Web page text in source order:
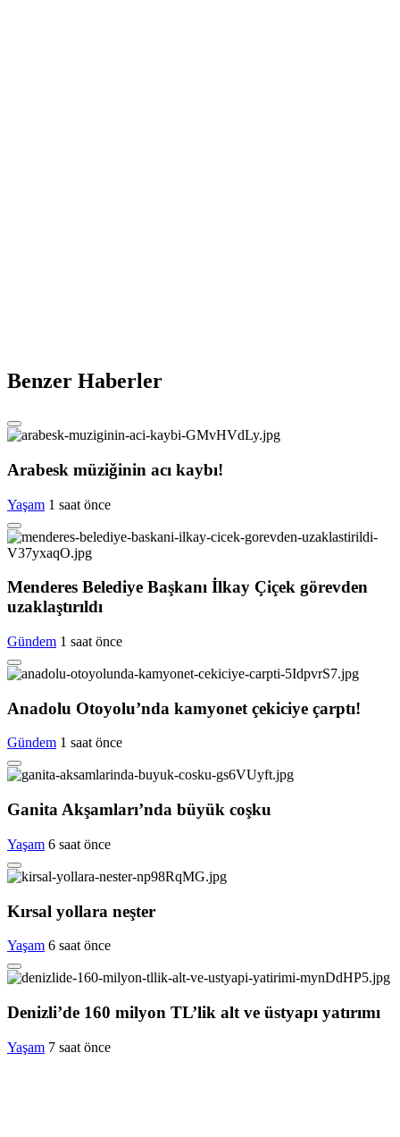
Benzer Haberler
Arabesk müziğinin acı kaybı!
Yaşam 1 saat önce
Menderes Belediye Başkanı İlkay Çiçek görevden
uzaklaştırıldı
Gündem 1 saat önce
Anadolu Otoyolu’nda kamyonet çekiciye çarptı!
Gündem 1 saat önce
Ganita Akşamları’nda büyük coşku
Yaşam 6 saat önce
Kırsal yollara neşter
Yaşam 6 saat önce
Denizli’de 160 milyon TL’lik alt ve üstyapı yatırımı
Yaşam 7 saat önce